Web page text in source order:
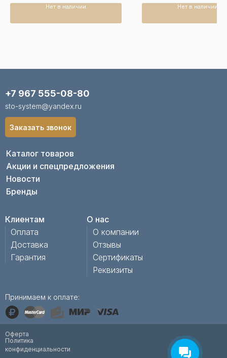
Нет в наличии Нет в наличии
Каталог товаров
Акции и спецпредложения
Новости
Бренды
Клиентам
Оплата
Доставка
Гарантия
О нас
О компании
Отзывы
Сертификаты
Реквизиты
+7 967 555-08-80
sto-system@yandex.ru
Принимаем к оплате:
Заказать звонок
Политика
конфиденциальности
Оферта